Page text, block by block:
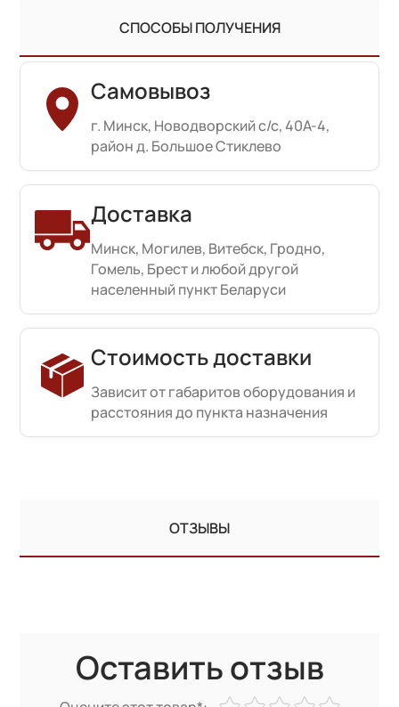
СПОСОБЫ ПОЛУЧЕНИЯ
Самовывоз
г. Минск, Новодворский с/с, 40А-4,
район д. Большое Стиклево
Доставка
Минск, Могилев, Витебск, Гродно,
Гомель, Брест и любой другой
населенный пункт Беларуси
Стоимость доставки
Зависит от габаритов оборудования и
расстояния до пункта назначения
ОТЗЫВЫ
Оставить отзыв